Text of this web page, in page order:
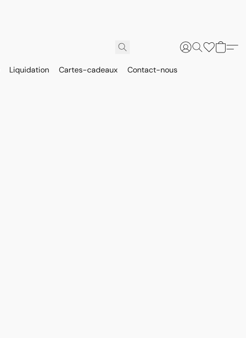
Liquidation Cartes-cadeaux Contact-nous